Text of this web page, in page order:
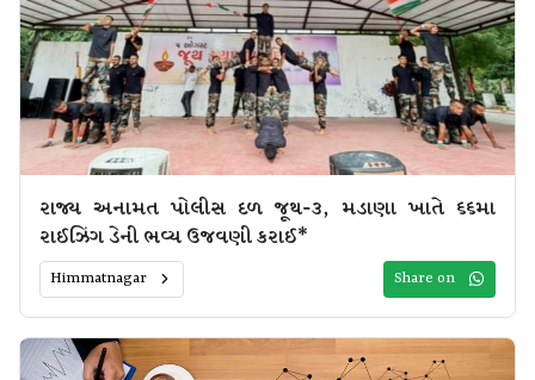
રાજ્ય અનામત પોલીસ દળ જૂથ-૩, મડાણા ખાતે ૬૬મા
રાઈઝિંગ ડેની ભવ્ય ઉજવણી કરાઈ*
Himmatnagar Share on